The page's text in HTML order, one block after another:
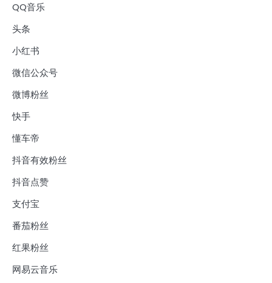
QQ音乐
头条
小红书
微信公众号
微博粉丝
快手
懂车帝
抖音有效粉丝
抖音点赞
支付宝
番茄粉丝
红果粉丝
网易云音乐